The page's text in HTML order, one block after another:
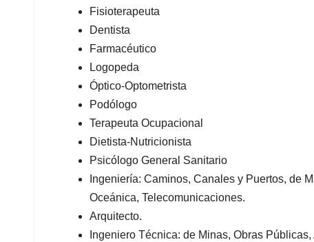
Fisioterapeuta
Dentista
Farmacéutico
Logopeda
Óptico-Optometrista
Podólogo
Terapeuta Ocupacional
Dietista-Nutricionista
Psicólogo General Sanitario
Ingeniería: Caminos, Canales y Puertos, de
Oceánica, Telecomunicaciones.
Arquitecto.
Ingeniero Técnica: de Minas, Obras